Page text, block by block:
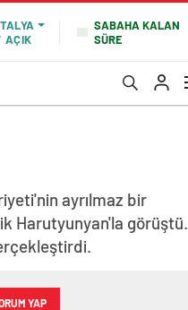
AÇIK
SABAHA KALAN
SÜRE
ayrılmaz bir
Harutyunyan'la görüştü.
YAP